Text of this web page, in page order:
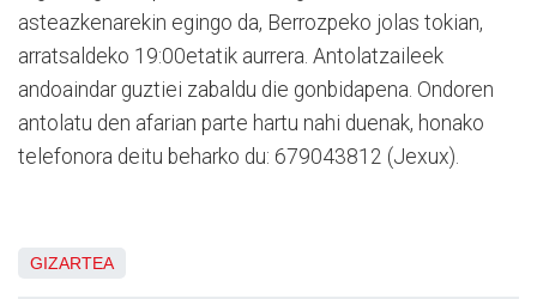
asteazkenarekin egingo da, Berrozpeko jolas tokian,
arratsaldeko 19:00etatik aurrera. Antolatzaileek
andoaindar guztiei zabaldu die gonbidapena. Ondoren
antolatu den afarian parte hartu nahi duenak, honako
telefonora deitu beharko du: 679043812 (Jexux).
GIZARTEA